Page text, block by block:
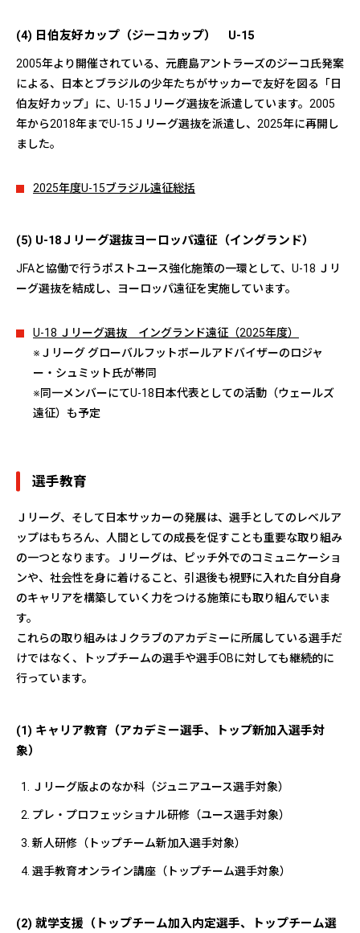
(4) 日伯友好カップ（ジーコカップ） U-15
2005年より開催されている、元鹿島アントラーズのジーコ氏発案
による、日本とブラジルの少年たちがサッカーで友好を図る「日
伯友好カップ」に、U-15Ｊリーグ選抜を派遣しています。2005
年から2018年までU-15Ｊリーグ選抜を派遣し、2025年に再開し
ました。
2025年度U-15ブラジル遠征総括
(5) U-18Ｊリーグ選抜ヨーロッパ遠征（イングランド）
JFAと協働で行うポストユース強化施策の一環として、U-18 Ｊリ
ーグ選抜を結成し、ヨーロッパ遠征を実施しています。
U-18 Ｊリーグ選抜 イングランド遠征（2025年度）
※Ｊリーグ グローバルフットボールアドバイザーのロジャ
ー・シュミット氏が帯同
※同一メンバーにてU-18日本代表としての活動（ウェールズ
遠征）も予定
選手教育
Ｊリーグ、そして日本サッカーの発展は、選手としてのレベルア
ップはもちろん、人間としての成長を促すことも重要な取り組み
の一つとなります。Ｊリーグは、ピッチ外でのコミュニケーショ
ンや、社会性を身に着けること、引退後も視野に入れた自分自身
のキャリアを構築していく力をつける施策にも取り組んでいま
す。
これらの取り組みはＪクラブのアカデミーに所属している選手だ
けではなく、トップチームの選手や選手OBに対しても継続的に
行っています。
(1) キャリア教育（アカデミー選手、トップ新加入選手対
象）
Ｊリーグ版よのなか科（ジュニアユース選手対象）
プレ・プロフェッショナル研修（ユース選手対象）
新人研修（トップチーム新加入選手対象）
選手教育オンライン講座（トップチーム選手対象）
(2) 就学支援（トップチーム加入内定選手、トップチーム選